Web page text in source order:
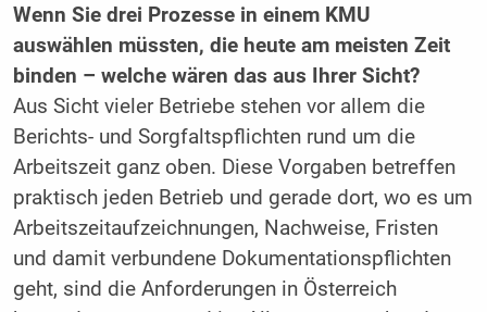
Wenn Sie drei Prozesse in einem KMU
auswählen müssten, die heute am meisten Zeit
binden – welche wären das aus Ihrer Sicht?
Aus Sicht vieler Betriebe stehen vor allem die
Berichts- und Sorgfaltspflichten rund um die
Arbeitszeit ganz oben. Diese Vorgaben betreffen
praktisch jeden Betrieb und gerade dort, wo es um
Arbeitszeitaufzeichnungen, Nachweise, Fristen
und damit verbundene Dokumentationspflichten
geht, sind die Anforderungen in Österreich